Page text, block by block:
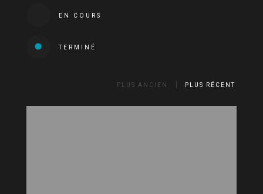
EN COURS
TERMINÉ
PLUS ANCIEN PLUS RÉCENT